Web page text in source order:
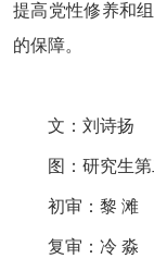
提高党性修养和
的保障。
文：刘诗扬
图：研究生
初审：黎 滩
复审：冷 淼